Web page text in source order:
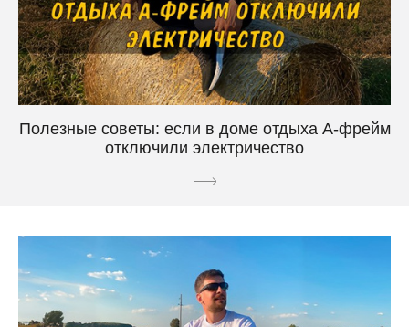
Полезные советы: если в доме отдыха А-фрейм
отключили электричество